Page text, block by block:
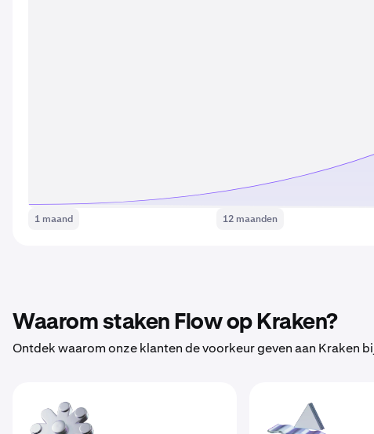
1 maand 12 maanden
Waarom staken Flow op Kraken?
Ontdek waarom onze klanten de voorkeur geven aan Kraken